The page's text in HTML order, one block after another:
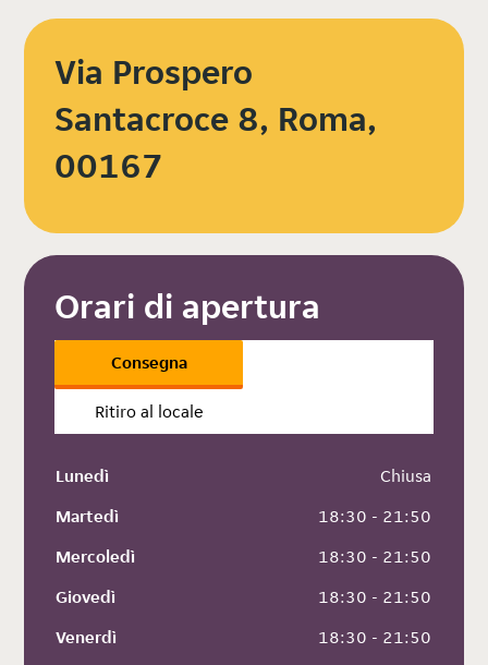
Via Prospero
Santacroce 8, Roma,
00167
Orari di apertura
Consegna
Ritiro al locale
Lunedì
Chiusa
Martedì
18:30 - 21:50
Mercoledì
18:30 - 21:50
Giovedì
18:30 - 21:50
Venerdì
18:30 - 21:50